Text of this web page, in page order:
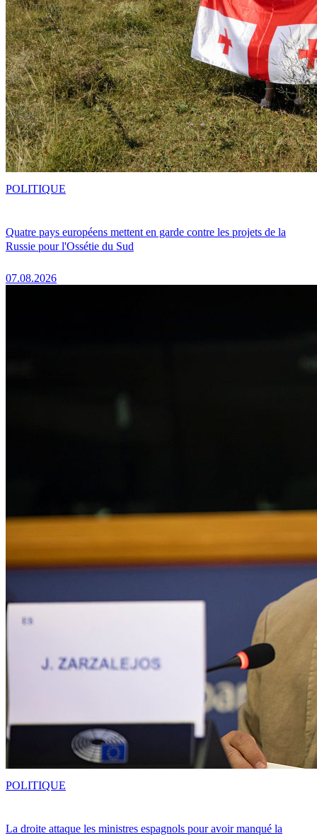
Quatre pays européens mettent en garde contre les projets de la
Russie pour l'Ossétie du Sud
07.08.2026
POLITIQUE
La droite attaque les ministres espagnols pour avoir manqué la
POLITIQUE